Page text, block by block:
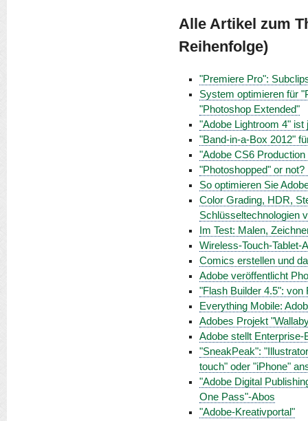
Alle Artikel zum
Reihenfolge)
"Premiere Pro":
System optimieren für
"Photoshop Extended"
"Adobe Lightroom 4" ist
"Band-in-a-Box 2012"
"Adobe CS6
"Photoshopped" or
So optimieren Sie
Color Grading, HDR,
Schlüsseltechnologien
Im Test: Malen,
Wireless-Touch-Tablet-
Comics erstellen und
Adobe veröffentlicht
"Flash Builder 4.5": von
Everything Mobile:
Adobes Projekt
Adobe stellt Enterprise-
"SneakPeak":
touch" oder "iPhone"
"Adobe Digital
One Pass"-Abos
"Adobe-Kreativportal"